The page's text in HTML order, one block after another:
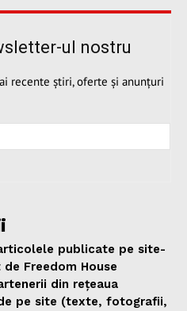
ul nostru
recente știri, oferte și anunțuri
publicate pe site-
Freedom House
din rețeaua
pe site (texte, fotografii,